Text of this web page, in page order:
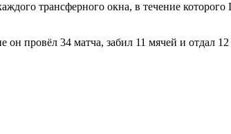
трансферного окна, в течение
провёл 34 матча, забил 11 мячей и отдал 12